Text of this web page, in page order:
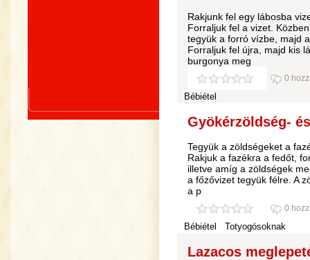
Rakjunk fel egy lábosba
Forraljuk fel a vizet.
tegyük a forró vízbe, majd
Forraljuk fel újra, majd kis
burgonya meg
0
Bébiétel
Gyökérzöldség-
Tegyük a zöldségeket a
Rakjuk a fazékra a fedőt,
illetve amíg a zöldségek
a főzővizet tegyük félre. A
a p
0
Bébiétel
Totyogósoknak
Lazacos